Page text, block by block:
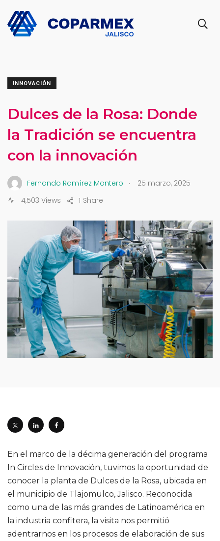
INNOVACIÓN
Dulces de la Rosa: Donde
la Tradición se encuentra
con la innovación
Fernando Ramírez Montero .
25 marzo, 2025
4,503 Views
Share
1
En el marco de la décima generación del programa
In Circles de Innovación, tuvimos la oportunidad de
conocer la planta de Dulces de la Rosa, ubicada en
el municipio de Tlajomulco, Jalisco. Reconocida
como una de las más grandes de Latinoamérica en
la industria confitera, la visita nos permitió
adentrarnos en los procesos de elaboración de sus